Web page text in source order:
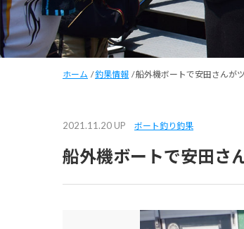
ホーム /釣果情報 /船外機ボートで安田さんが
2021.11.20 UP ボート釣り釣果
船外機ボートで安田さ